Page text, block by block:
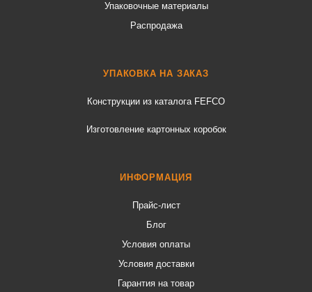
Упаковочные материалы
Распродажа
УПАКОВКА НА ЗАКАЗ
Конструкции из каталога FEFCO
Изготовление картонных коробок
ИНФОРМАЦИЯ
Прайс-лист
Блог
Условия оплаты
Условия доставки
Гарантия на товар